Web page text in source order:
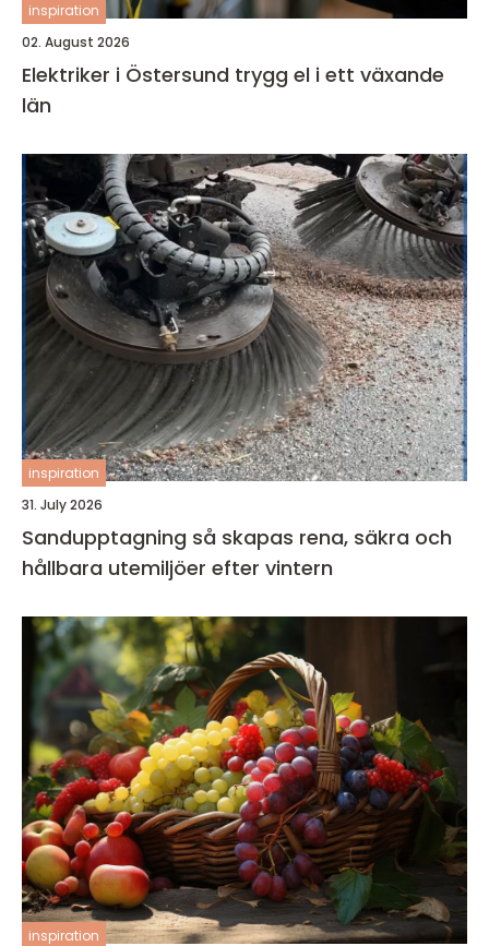
inspiration
02. August 2026
Elektriker i Östersund trygg el i ett växande
län
inspiration
31. July 2026
Sandupptagning så skapas rena, säkra och
hållbara utemiljöer efter vintern
inspiration